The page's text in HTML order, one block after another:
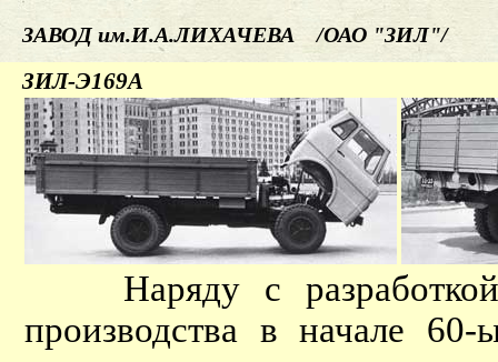
ЗАВОД им.И.А.ЛИХАЧЕВА /ОАО "ЗИЛ"/
ЗИЛ-Э169А
Наряду с
производства в начале